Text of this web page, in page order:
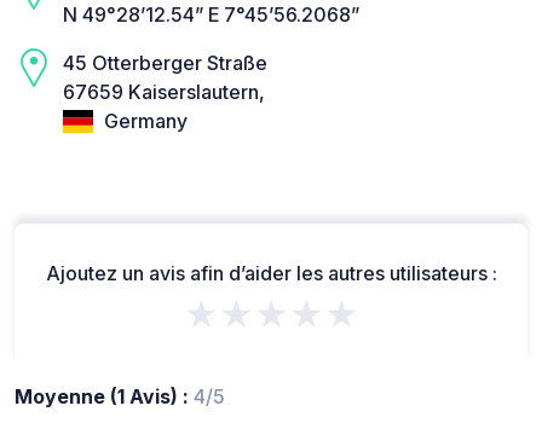
N 49°28’12.54” E 7°45’56.2068”
45 Otterberger Straße
67659 Kaiserslautern,
Germany
Ajoutez un avis afin d’aider les autres utilisateurs :
★★★★★
Moyenne (1 Avis) : 4/5